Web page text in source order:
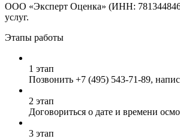
ООО «Эксперт Оценка» (ИНН:
услуг.
Этапы работы
1 этап
Позвонить +7 (495) 543-71-89,
2 этап
Договориться о дате и времени
3 этап